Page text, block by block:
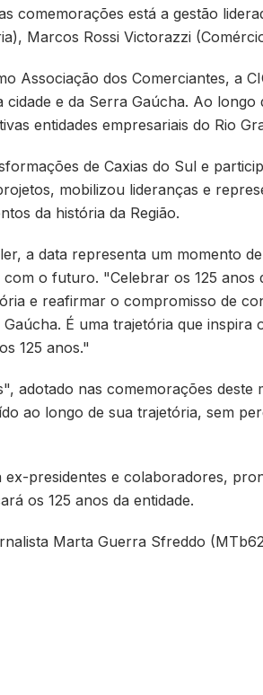
comemorações está a gestão
Marcos Rossi Victorazzi
Associação dos Comerciantes, a
e da Serra Gaúcha. Ao
entidades empresariais do Rio
de Caxias do Sul e
mobilizou lideranças e
da história da Região.
a data representa um momento
o futuro. "Celebrar os 125
e reafirmar o compromisso de
É uma trajetória que
125 anos."
adotado nas comemorações deste
ao longo de sua trajetória, sem
presidentes e colaboradores,
os 125 anos da entidade.
Marta Guerra Sfreddo